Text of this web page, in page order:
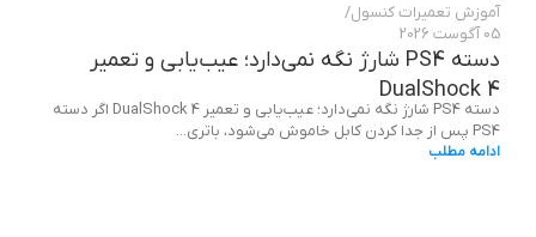
آموزش تعمیرات کنسول
05 آگوست 2026
دسته PS4 شارژ نگه نمی‌دارد؛ عیب‌یابی و تعمیر
DualShock 4
دسته PS4 شارژ نگه نمی‌دارد؛ عیب‌یابی و تعمیر DualShock 4 اگر دسته
PS4 پس از جدا کردن کابل خاموش می‌شود، باتری...
ادامه مطلب